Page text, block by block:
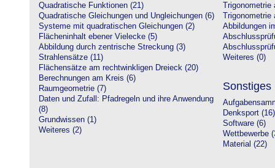
Quadratische Funktionen (21)
Quadratische Gleichungen und Ungleichungen (6)
Systeme mit quadratischen Gleichungen (2)
Flächeninhalt ebener Vielecke (5)
Abbildung durch zentrische Streckung (3)
Strahlensätze (11)
Flächensätze am rechtwinkligen Dreieck (20)
Berechnungen am Kreis (6)
Raumgeometrie (7)
Daten und Zufall: Pfadregeln und ihre Anwendung
(8)
Grundwissen (1)
Weiteres (2)
Abbildungen
Weiteres (0)
Sonstiges
Denksport (16)
Software (6)
Wettbewerbe
Material (22)